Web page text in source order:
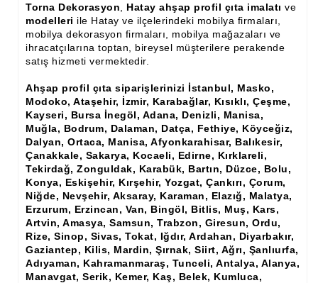
Ham Ahşap Dilsiz Uşak İmalatı, Modelleri
Ham Ahşap Komodin İmalatı, Modelleri
Ham Ahşap Şifonyer İmalatı Modelleri
Ham Ahşap Kitaplık İmalatı, Modelleri
Ham Ahşap Vitrin İmalatı, Modelleri
Ham Ahşap Gümüşlük, Kaşıklık İmalatı, Modelleri
Ham Ahşap Koltuk İmalatı, Modelleri
Ham Ahşap Josefin Koltuk İskelet İmalatı, Modelleri
Ham Ahşap Ayna Çerçeve İmalatı, Modelleri
Torna Dekorasyon
Hatay ahşap profil çıta imalatı ve
modelleri ile Hatay ve ilçelerindeki mobilya firmaları,
mobilya dekorasyon firmaları, mobilya mağazaları ve
ihracatçılarına toptan, bireysel müşterilere perakende
satış hizmeti vermektedir.
Ahşap profil çıta siparişlerinizi İstanbul, Masko,
Modoko, Ataşehir, İzmir, Karabağlar, Kısıklı, Çeşme,
Kayseri, Bursa İnegöl, Adana, Denizli, Manisa,
Muğla, Bodrum, Dalaman, Datça, Fethiye, Köyceğiz,
Dalyan, Ortaca, Manisa, Afyonkarahisar, Balıkesir,
Çanakkale, Sakarya, Kocaeli, Edirne, Kırklareli,
Tekirdağ, Zonguldak, Karabük, Bartın, Düzce, Bolu,
Konya, Eskişehir, Kırşehir, Yozgat, Çankırı, Çorum,
Niğde, Nevşehir, Aksaray, Karaman, Elazığ, Malatya,
Erzurum, Erzincan, Van, Bingöl, Bitlis, Muş, Kars,
Artvin, Amasya, Samsun, Trabzon, Giresun, Ordu,
Rize, Sinop, Sivas, Tokat, Iğdır, Ardahan, Diyarbakır,
Gaziantep, Kilis, Mardin, Şırnak, Siirt, Ağrı, Şanlıurfa,
Adıyaman, Kahramanmaraş, Tunceli, Antalya, Alanya,
Manavgat, Serik, Kemer, Kaş, Belek, Kumluca,